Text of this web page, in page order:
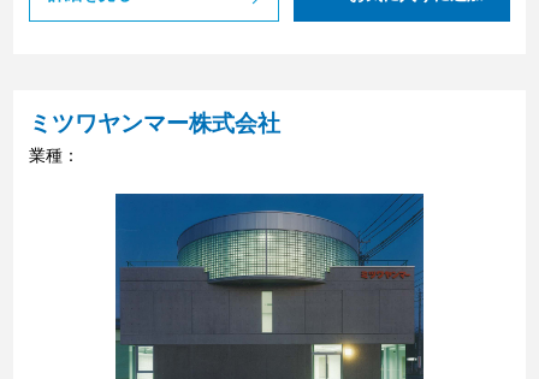
ミツワヤンマー株式会社
業種：